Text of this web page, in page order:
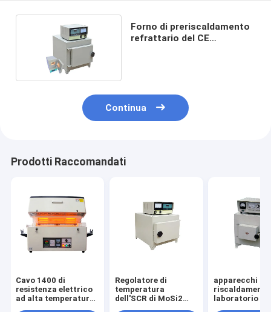
Forno di preriscaldamento
refrattario del CE
Continua
Prodotti Raccomandati
Cavo 1400 di
resistenza elettrico
ad alta temperatura
Regolatore di
temperatura
dell'SCR di MoSi2
apparecchi di
laboratorio